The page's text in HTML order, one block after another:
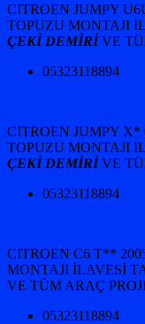
CITROEN JUMPY
TOPUZU MONTAJI
ÇEKİ DEMİRİVE
05323118894
CITROEN JUMPY X*
TOPUZU MONTAJI
ÇEKİ DEMİRİVE
05323118894
CITROEN C6 T**
MONTAJI İLAVESİ
VE TÜM ARAÇ
05323118894